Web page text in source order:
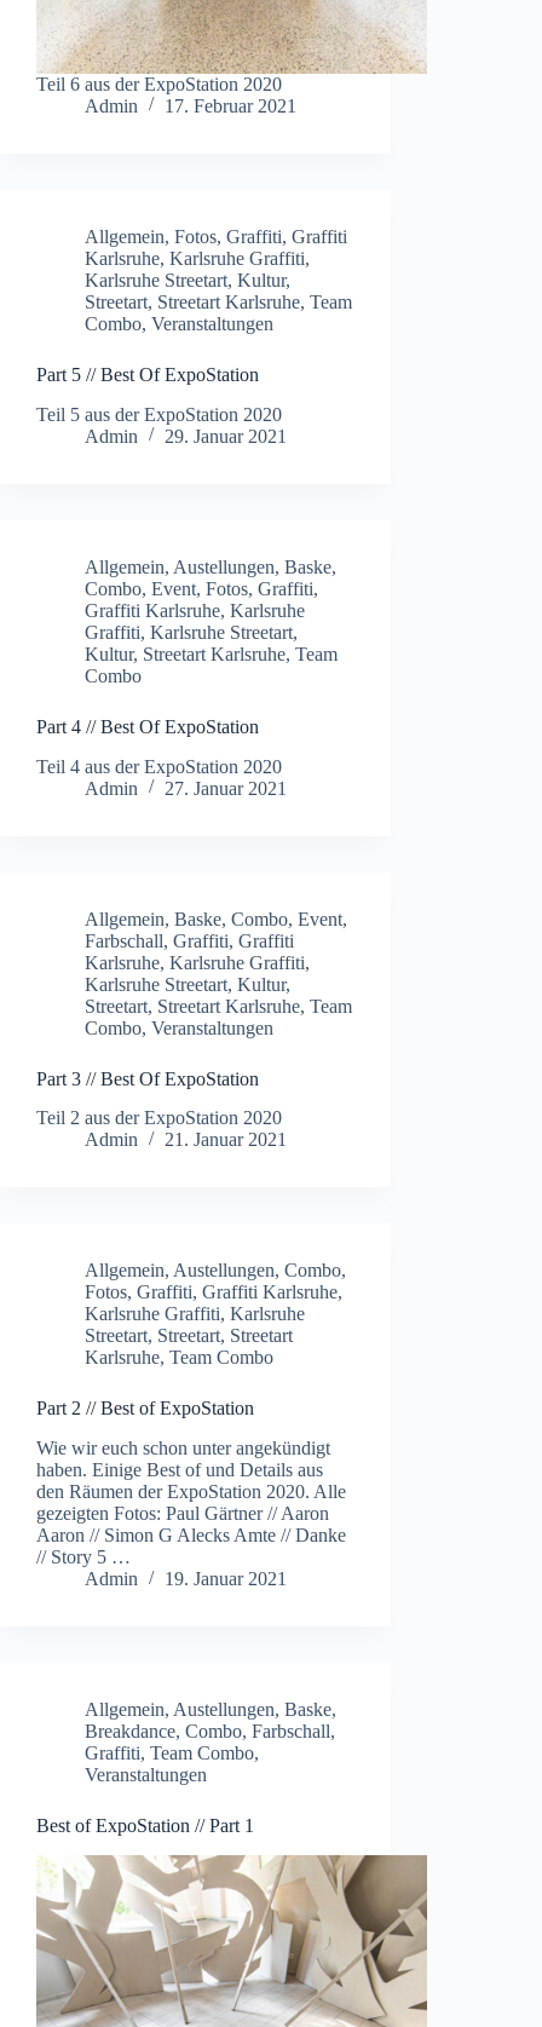
Teil 6 aus der ExpoStation 2020
Admin
17. Februar 2021
Allgemein, Fotos, Graffiti, Graffiti
Karlsruhe, Karlsruhe Graffiti,
Karlsruhe Streetart, Kultur,
Streetart, Streetart Karlsruhe, Team
Combo, Veranstaltungen
Part 5 // Best Of ExpoStation
Teil 5 aus der ExpoStation 2020
Admin
29. Januar 2021
Allgemein, Austellungen, Baske,
Combo, Event, Fotos, Graffiti,
Graffiti Karlsruhe, Karlsruhe
Graffiti, Karlsruhe Streetart,
Kultur, Streetart Karlsruhe, Team
Combo
Part 4 // Best Of ExpoStation
Teil 4 aus der ExpoStation 2020
Admin
27. Januar 2021
Allgemein, Baske, Combo, Event,
Farbschall, Graffiti, Graffiti
Karlsruhe, Karlsruhe Graffiti,
Karlsruhe Streetart, Kultur,
Streetart, Streetart Karlsruhe, Team
Combo, Veranstaltungen
Part 3 // Best Of ExpoStation
Teil 2 aus der ExpoStation 2020
Admin
21. Januar 2021
Allgemein, Austellungen, Combo,
Fotos, Graffiti, Graffiti Karlsruhe,
Karlsruhe Graffiti, Karlsruhe
Streetart, Streetart, Streetart
Karlsruhe, Team Combo
Part 2 // Best of ExpoStation
Wie wir euch schon unter angekündigt
haben. Einige Best of und Details aus
den Räumen der ExpoStation 2020. Alle
gezeigten Fotos: Paul Gärtner // Aaron
Aaron // Simon G Alecks Amte // Danke
// Story 5 …
Admin
19. Januar 2021
Allgemein, Austellungen, Baske,
Breakdance, Combo, Farbschall,
Graffiti, Team Combo,
Veranstaltungen
Best of ExpoStation // Part 1